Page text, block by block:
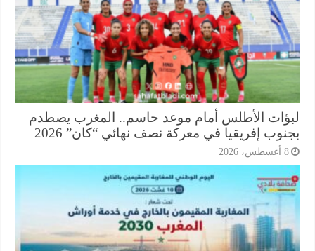
الأطلس أمام موعد حاسم.. المغرب يصطدم
إفريقيا في معركة نصف نهائي “كان” 2026